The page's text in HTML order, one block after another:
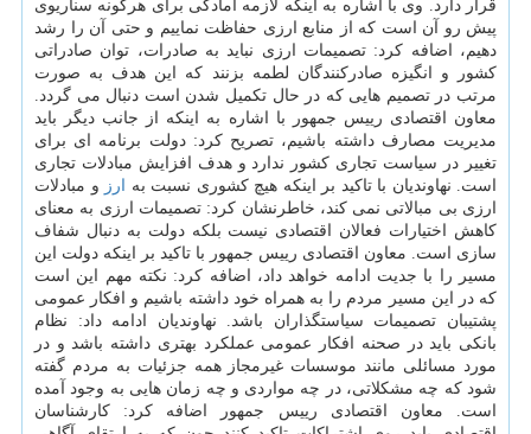
قرار دارد. وی با اشاره به اینكه لازمه آمادگی برای هرگونه سناریوی
پیش رو آن است كه از منابع ارزی حفاظت نماییم و حتی آن را رشد
دهیم، اضافه كرد: تصمیمات ارزی نباید به صادرات، توان صادراتی
كشور و انگیزه صادركنندگان لطمه بزنند كه این هدف به صورت
مرتب در تصمیم هایی كه در حال تكمیل شدن است دنبال می گردد.
معاون اقتصادی رییس جمهور با اشاره به اینكه از جانب دیگر باید
مدیریت مصارف داشته باشیم، تصریح كرد: دولت برنامه ای برای
تغییر در سیاست تجاری كشور ندارد و هدف افزایش مبادلات تجاری
است. نهاوندیان با تاكید بر اینكه هیچ كشوری نسبت به ارز و مبادلات
ارزی بی مبالاتی نمی كند، خاطرنشان كرد: تصمیمات ارزی به معنای
كاهش اختیارات فعالان اقتصادی نیست بلكه دولت به دنبال شفاف
سازی است. معاون اقتصادی رییس جمهور با تاكید بر اینكه دولت این
مسیر را با جدیت ادامه خواهد داد، اضافه كرد: نكته مهم این است
كه در این مسیر مردم را به همراه خود داشته باشیم و افكار عمومی
پشتیبان تصمیمات سیاستگذاران باشد. نهاوندیان ادامه داد: نظام
بانكی باید در صحنه افكار عمومی عملكرد بهتری داشته باشد و در
مورد مسائلی مانند موسسات غیرمجاز همه جزئیات به مردم گفته
شود كه چه مشكلاتی، در چه مواردی و چه زمان هایی به وجود آمده
است. معاون اقتصادی رییس جمهور اضافه كرد: كارشناسان